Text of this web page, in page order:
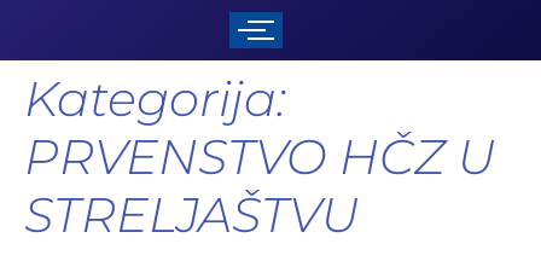
Kategorija:
PRVENSTVO HČZ U
STRELJAŠTVU